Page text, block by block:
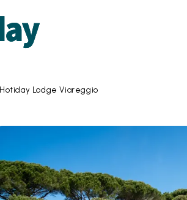
Hotiday Lodge Viareggio